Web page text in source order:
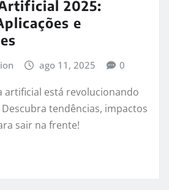
2025:
e
ago 11, 2025 0
artificial está revolucionando
Descubra tendências, impactos
sair na frente!